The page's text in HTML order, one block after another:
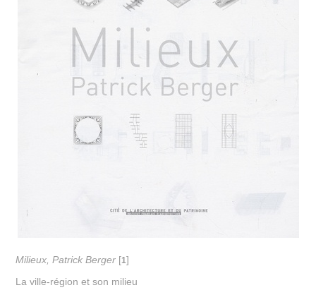
Milieux, Patrick Berger [1]
La ville-région et son milieu